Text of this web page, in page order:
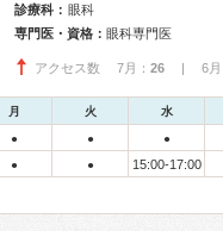
診療科： 眼科
専門医・資格： 眼科専門医
アクセス数 7月： 26 | 6月
月 火 水
● ● ●
● ● 15:00-17:00